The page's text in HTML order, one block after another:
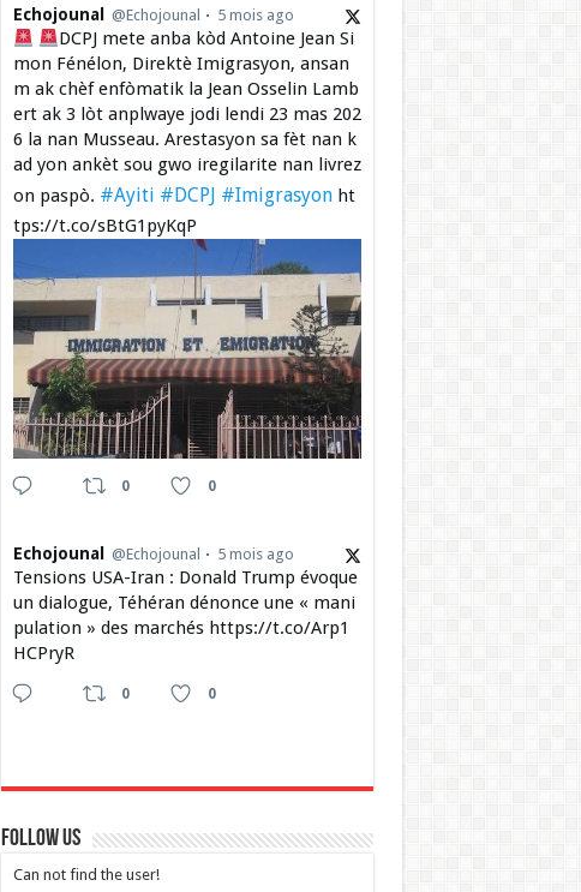
Echojounal @Echojounal 5 mois ago
DCPJ mete anba kòd Antoine Jean Si
mon Fénélon, Direktè Imigrasyon, ansan
m ak chèf enfòmatik la Jean Osselin Lamb
ert ak 3 lòt anplwaye jodi lendi 23 mas 202
6 la nan Musseau. Arestasyon sa fèt nan k
ad yon ankèt sou gwo iregilarite nan livrez
on paspò. #Ayiti #DCPJ #Imigrasyonht
tps://t.co/sBtG1pyKqP
0 0
Echojounal @Echojounal 5 mois ago
Tensions USA-Iran : Donald Trump évoque
un dialogue, Téhéran dénonce une « mani
pulation » des marchés https://t.co/Arp1
HCPryR
0 0
Follow Us
Can not find the user!